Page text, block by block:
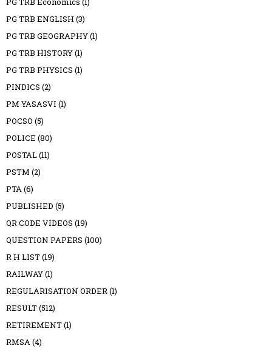
PG TRB ENGLISH (3)
PG TRB GEOGRAPHY(1)
PG TRB HISTORY(1)
PG TRB PHYSICS (1)
PINDICS (2)
PM YASASVI (1)
POCSO (5)
POLICE (80)
POSTAL(11)
PSTM (2)
PTA(6)
PUBLISHED (5)
QR CODE VIDEOS (19)
QUESTION PAPERS (100)
R H LIST(19)
RAILWAY(1)
REGULARISATION ORDER(1)
RESULT(512)
RETIREMENT(1)
RMSA(4)